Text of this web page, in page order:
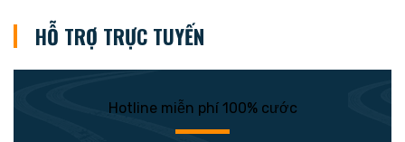
HỖ TRỢ TRỰC TUYẾN
Hotline miễn phí 100% cước